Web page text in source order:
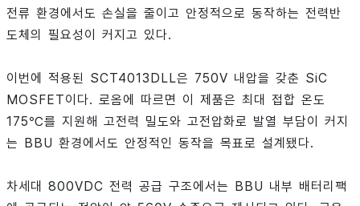
전류 환경에서도 손실을 줄이고 안정적으로 동작하는 전력반
도체의 필요성이 커지고 있다.
이번에 적용된 SCT4013DLL은 750V 내압을 갖춘 SiC
MOSFET이다. 로옴에 따르면 이 제품은 최대 접합 온도
175℃를 지원해 고전력 밀도와 고전압화로 발열 부담이 커지
는 BBU 환경에서도 안정적인 동작을 목표로 설계됐다.
차세대 800VDC 전력 공급 구조에서는 BBU 내부 배터리팩